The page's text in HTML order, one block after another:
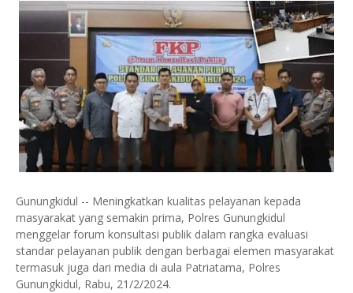
Gunungkidul -- Meningkatkan kualitas pelayanan kepada
masyarakat yang semakin prima, Polres Gunungkidul
menggelar forum konsultasi publik dalam rangka evaluasi
standar pelayanan publik dengan berbagai elemen masyarakat
termasuk juga dari media di aula Patriatama, Polres
Gunungkidul, Rabu, 21/2/2024.